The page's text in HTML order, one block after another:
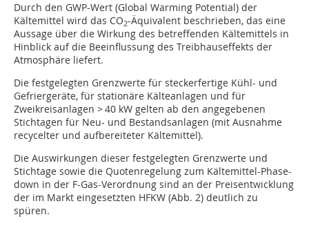
Durch den GWP-Wert (Global Warming Potential) der
Kältemittel wird das CO2-Äquivalent beschrieben, das eine
Aussage über die Wirkung des betreffenden Kältemittels in
Hinblick auf die Beeinflussung des Treibhauseffekts der
Atmosphäre liefert.
Die festgelegten Grenzwerte für steckerfertige Kühl- und
Gefriergeräte, für stationäre Kälteanlagen und für
Zweikreisanlagen > 40 kW gelten ab den angegebenen
Stichtagen für Neu- und Bestandsanlagen (mit Ausnahme
recycelter und aufbereiteter Kältemittel).
Die Auswirkungen dieser festgelegten Grenz­werte und
Stichtage sowie die Quotenregelung zum Kältemittel-Phase-
down in der F-Gas-Verordnung sind an der Preisentwicklung
der im Markt eingesetzten HFKW (Abb. 2) deutlich zu
spüren.